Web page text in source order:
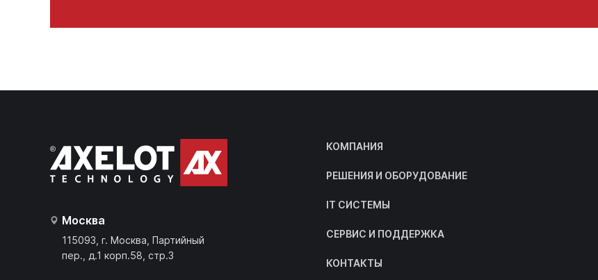
Москва
115093, г. Москва, Партийный
пер., д.1 корп.58, стр.3
КОМПАНИЯ
РЕШЕНИЯ И ОБОРУДОВАНИЕ
IT СИСТЕМЫ
СЕРВИС И ПОДДЕРЖКА
КОНТАКТЫ